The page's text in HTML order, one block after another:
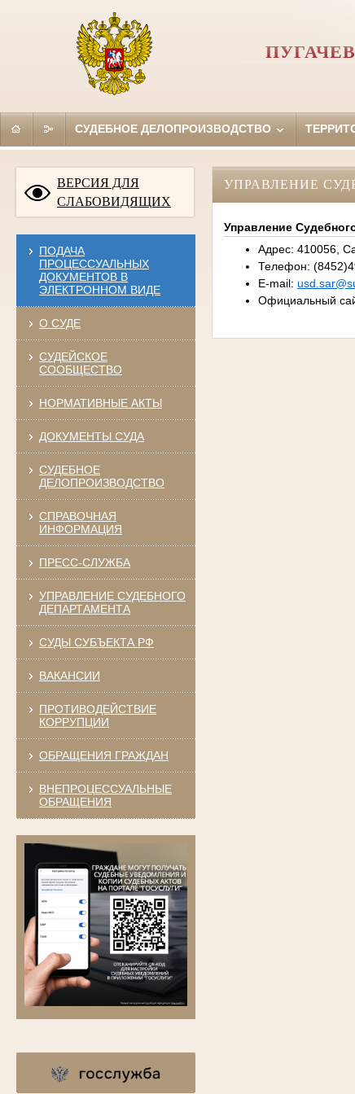
СУДЕБНОЕ ДЕЛОПРОИЗВОДСТВО
ВЕРСИЯ ДЛЯ
СЛАБОВИДЯЩИХ
ПОДАЧА
ПРОЦЕССУАЛЬНЫХ
ДОКУМЕНТОВ В
ЭЛЕКТРОННОМ ВИДЕ
О СУДЕ
СУДЕЙСКОЕ
СООБЩЕСТВО
НОРМАТИВНЫЕ АКТЫ
ДОКУМЕНТЫ СУДА
СУДЕБНОЕ
ДЕЛОПРОИЗВОДСТВО
СПРАВОЧНАЯ
ИНФОРМАЦИЯ
ПРЕСС-СЛУЖБА
УПРАВЛЕНИЕ СУДЕБНОГО
ДЕПАРТАМЕНТА
СУДЫ СУБЪЕКТА РФ
ВАКАНСИИ
ПРОТИВОДЕЙСТВИЕ
КОРРУПЦИИ
ОБРАЩЕНИЯ ГРАЖДАН
ВНЕПРОЦЕССУАЛЬНЫЕ
ОБРАЩЕНИЯ
УПРАВЛЕНИЕ
Управление
Адрес: 410056,
Телефон:
E-mail:
Официальный